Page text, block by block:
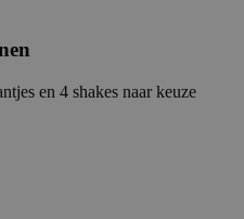
en 4 shakes naar keuze